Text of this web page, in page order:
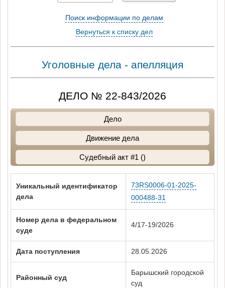
Поиск информации по делам
Вернуться к списку дел
Уголовные дела - апелляция
ДЕЛО № 22-843/2026
Дело
Движение дела
Судебный акт #1 ()
Уникальный идентификатор
дела
73RS0006-01-2025-
000488-31
Номер дела в федеральном
суде
4/17-19/2026
Дата поступления 28.05.2026
Районный суд
Барышский городской
суд